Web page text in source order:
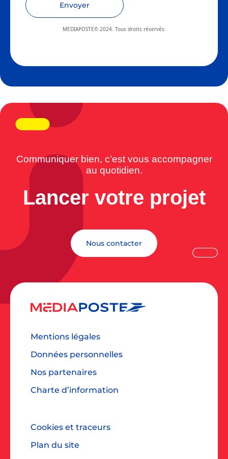
Envoyer
MEDIAPOSTE© 2024. Tous droits réservés.
Communiquer bien, c’est vous accompagner
au quotidien.
Lancer votre projet
Nous contacter
Mentions légales
Données personnelles
Nos partenaires
Charte d’information
Cookies et traceurs
Plan du site